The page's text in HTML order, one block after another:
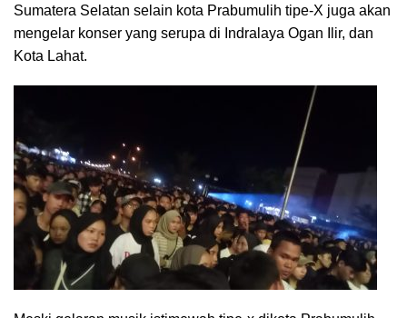
Sumatera Selatan selain kota Prabumulih tipe-X juga akan
mengelar konser yang serupa di Indralaya Ogan Ilir, dan
Kota Lahat.